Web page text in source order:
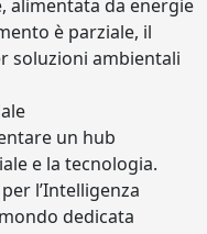
alimentata da energie
è parziale, il
soluzioni ambientali
un hub
e la tecnologia.
l’Intelligenza
dedicata